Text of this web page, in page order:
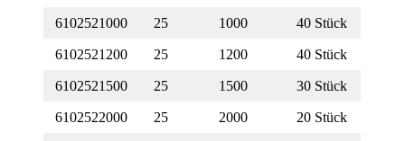
6102521000 25 1000 40 Stück
6102521200 25 1200 40 Stück
6102521500 25 1500 30 Stück
6102522000 25 2000 20 Stück